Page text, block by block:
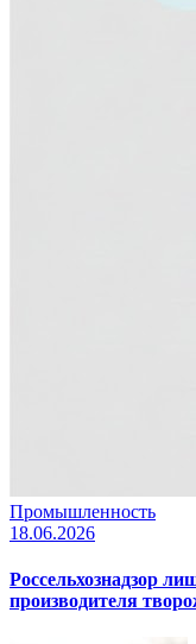
Промышленность
18.06.2026
Россельхознадзор
производителя